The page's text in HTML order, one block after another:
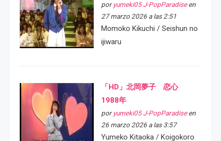
por yumeki05 J-PopParadiseen
27 marzo 2026 a las 2:51
Momoko Kikuchi / Seishun no
ijiwaru
「HD」北岡夢子 恋心
1988年
por yumeki05 J-PopParadiseen
26 marzo 2026 a las 3:57
Yumeko Kitaoka / Koigokoro